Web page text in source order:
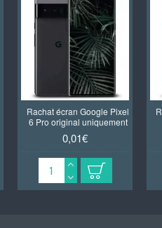
Rachat écran Google Pixel
6 Pro original uniquement
0,01€